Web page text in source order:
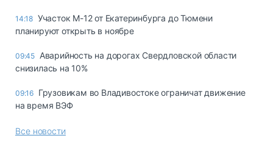
14:18 Участок М-12 от Екатеринбурга до Тюмени
планируют открыть в ноябре
09:45 Аварийность на дорогах Свердловской области
снизилась на 10%
09:16 Грузовикам во Владивостоке ограничат движение
на время ВЭФ
Все новости